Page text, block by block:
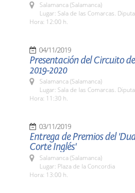
Salamanca (Salamanca)
Lugar: Sala de las Comarcas.
Hora: 12:00 h.
04/11/2019
Presentación del Circuito
2019-2020
Salamanca (Salamanca)
Lugar: Sala de las Comarcas.
Hora: 11:30 h.
03/11/2019
Entrega de Premios del
Corte Inglés'
Salamanca (Salamanca)
Lugar: Plaza de la Concordia
Hora: 13:00 h.